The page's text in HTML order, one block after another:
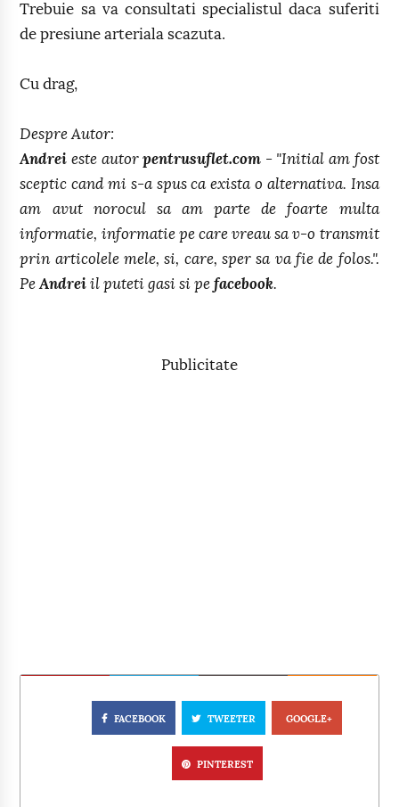
Trebuie sa va consultati specialistul daca suferiti
de presiune arteriala scazuta.
Cu drag,
Despre Autor:
Andrei este autorpentrusuflet.com - "Initial am fost
sceptic cand mi s-a spus ca exista o alternativa. Insa
am avut norocul sa am parte de foarte multa
informatie, informatie pe care vreau sa v-o transmit
prin articolele mele, si, care, sper sa va fie de folos.".
PeAndrei il puteti gasi si pefacebook.
Publicitate
FACEBOOK TWEETER GOOGLE+
PINTEREST